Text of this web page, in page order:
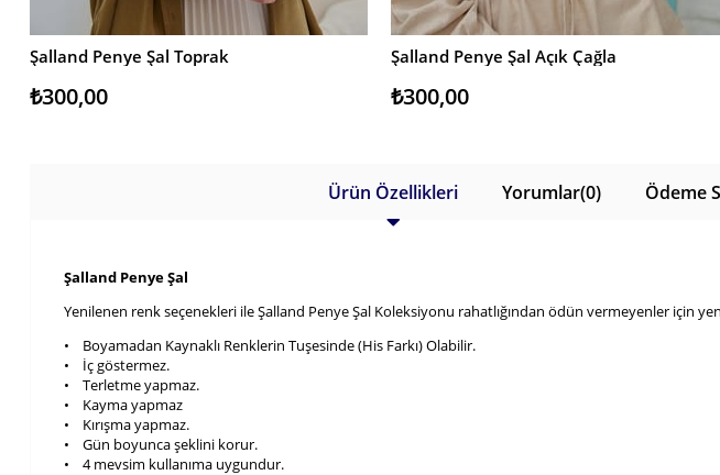
SEPETE EKLE
Şalland Penye Şal Toprak
₺300,00
SEPETE EKLE
Şalland Penye Şal Açık Çağla
₺300,00
Ürün Özellikleri Yorumlar(0) Ödeme
Şalland Penye Şal
Yenilenen renk seçenekleri ile Şalland Penye Şal Koleksiyonu rahatlığından ödün vermeyenler için
• Boyamadan Kaynaklı Renklerin Tuşesinde (His Farkı) Olabilir.
• İç göstermez.
• Terletme yapmaz.
• Kayma yapmaz
• Kırışma yapmaz.
• Gün boyunca şeklini korur.
• 4 mevsim kullanıma uygundur.